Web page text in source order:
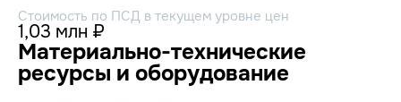
Стоимость по ПСД в текущем уровне цен
1,03 млн ₽
Материально-технические
ресурсы и оборудование